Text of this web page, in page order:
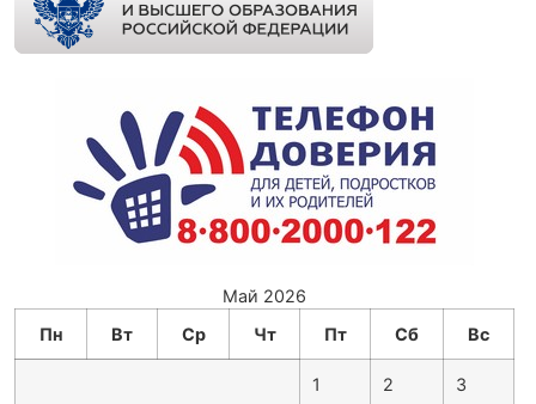
Май 2026
Пн
Вт Ср Чт Пт Сб Вс
1 2 3